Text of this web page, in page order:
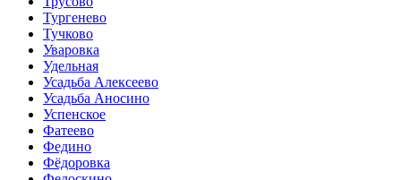
Тургенево
Тучково
Уваровка
Удельная
Усадьба Алексеево
Усадьба Аносино
Успенское
Фатеево
Федино
Фёдоровка